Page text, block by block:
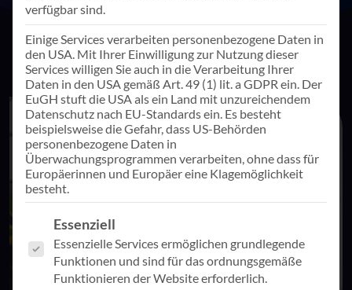
verfügbar sind.
Einige Services verarbeiten personenbezogene Daten in
den USA. Mit Ihrer Einwilligung zur Nutzung dieser
Services willigen Sie auch in die Verarbeitung Ihrer
Daten in den USA gemäß Art. 49 (1) lit. a GDPR ein. Der
EuGH stuft die USA als ein Land mit unzureichendem
Datenschutz nach EU-Standards ein. Es besteht
beispielsweise die Gefahr, dass US-Behörden
personenbezogene Daten in
Überwachungsprogrammen verarbeiten, ohne dass für
Europäerinnen und Europäer eine Klagemöglichkeit
besteht.
Es folgt eine Liste der Service-Gruppen, für die eine
Essenziell
Essenzielle Services ermöglichen grundlegende
Funktionen und sind für das ordnungsgemäße
Funktionieren der Website erforderlich.